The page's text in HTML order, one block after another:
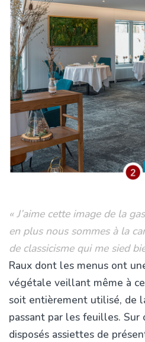
« J’aime cette image de la
en plus nous sommes à la
de classicisme qui me sied
Raux dont les menus ont
végétale veillant même à
soit entièrement utilisé, de
passant par les feuilles.
disposés assiettes de